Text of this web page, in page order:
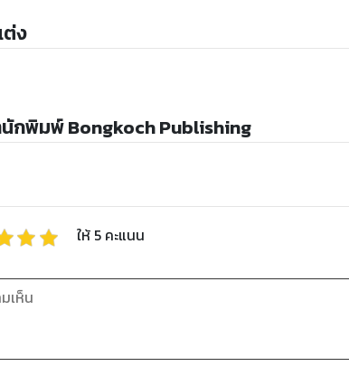
ต่ง
นักพิมพ์ Bongkoch Publishing
ให้ 5 คะแนน